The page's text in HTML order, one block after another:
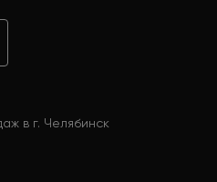
в г. Челябинск